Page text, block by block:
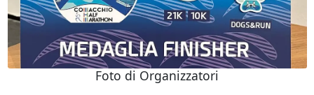
Foto di Organizzatori